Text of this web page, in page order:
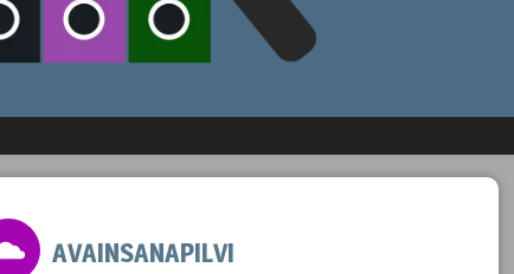
AVAINSANAPILVI